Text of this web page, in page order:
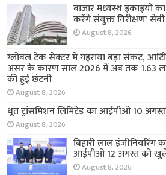
बाजार मध्यस्थ इकाइयों
करेंगे संयुक्त निरीक्षणः सेबी
August 8, 2026
ग्लोबल टेक सेक्टर में गहराया बड़ा संकट,
असर के कारण साल 2026 में अब तक 1.63
की हुई छंटनी
August 8, 2026
धूत ट्रांसमिशन लिमिटेड का आईपीओ 10
August 8, 2026
बिहारी लाल
आईपीओ 12 अगस्त को
August 8, 2026